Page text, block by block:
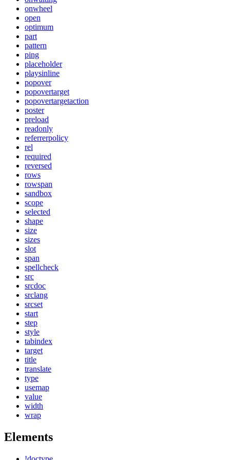
onwheel
open
optimum
part
pattern
ping
placeholder
playsinline
popover
popovertarget
popovertargetaction
poster
preload
readonly
referrerpolicy
rel
required
reversed
rows
rowspan
sandbox
scope
selected
shape
size
sizes
slot
span
spellcheck
src
srcdoc
srclang
srcset
start
step
style
tabindex
target
title
translate
type
usemap
value
width
wrap
Elements